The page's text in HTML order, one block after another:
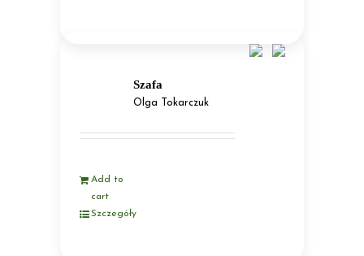
Szafa
Olga Tokarczuk
Add to
cart
Szczegóły